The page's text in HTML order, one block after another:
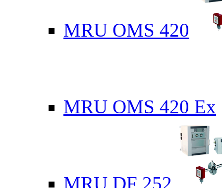
MRU OMS 420
MRU OMS 420 Ex
MRU DF 252